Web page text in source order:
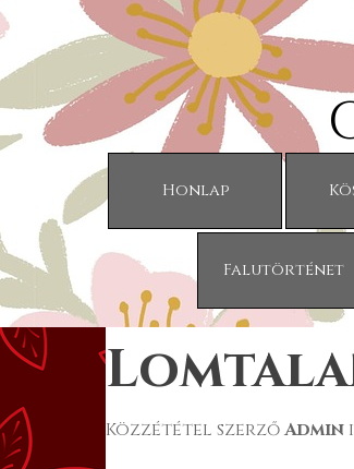
Tartalomhoz ugrás
Honlap
Falutörténet
Közzététel szerzőAdmin